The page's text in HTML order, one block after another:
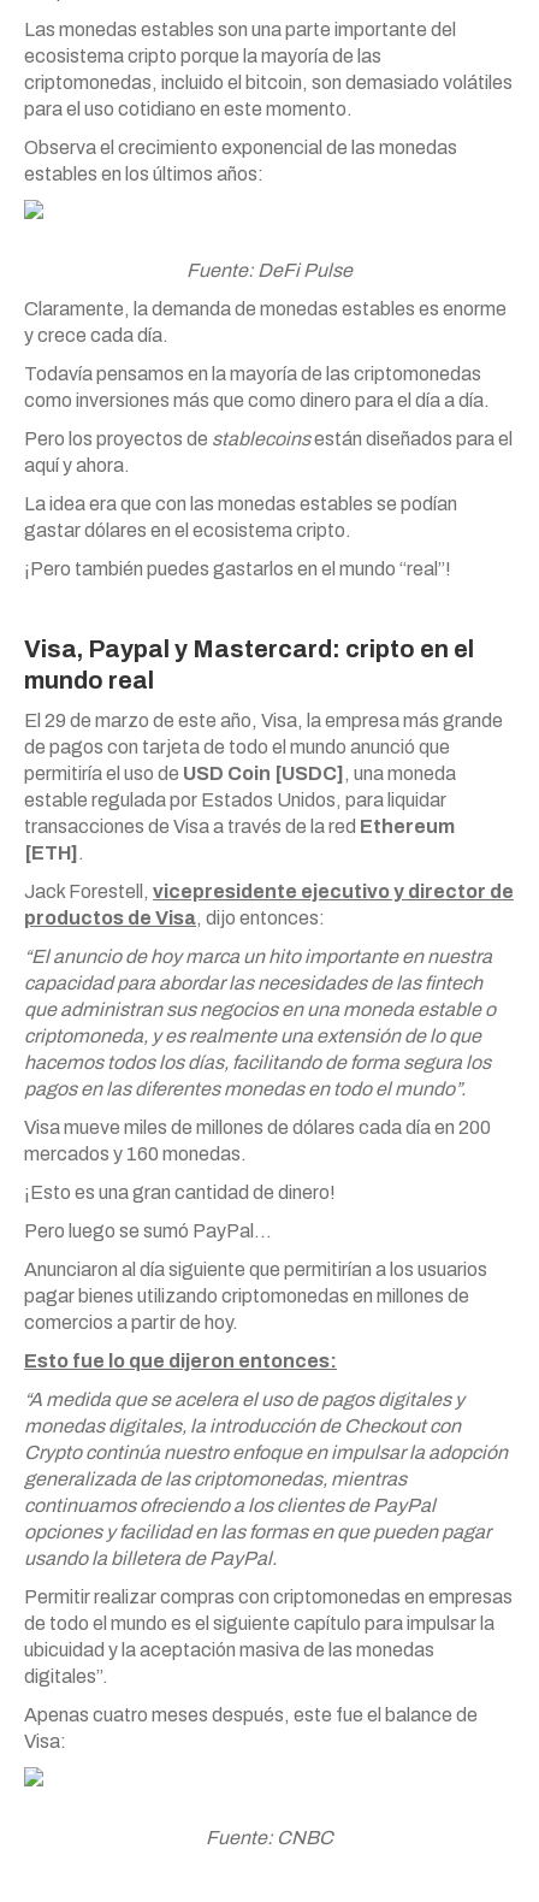
Las monedas estables son una parte importante del
ecosistema cripto porque la mayoría de las
criptomonedas, incluido el bitcoin, son demasiado volátiles
para el uso cotidiano en este momento.
Observa el crecimiento exponencial de las monedas
estables en los últimos años:
Fuente: DeFi Pulse
Claramente, la demanda de monedas estables es enorme
y crece cada día.
Todavía pensamos en la mayoría de las criptomonedas
como inversiones más que como dinero para el día a día.
Pero los proyectos de stablecoinsestán diseñados para el
aquí y ahora.
La idea era que con las monedas estables se podían
gastar dólares en el ecosistema cripto.
¡Pero también puedes gastarlos en el mundo “real”!
Visa, Paypal y Mastercard: cripto en el
mundo real
El 29 de marzo de este año, Visa, la empresa más grande
de pagos con tarjeta de todo el mundo anunció que
permitiría el uso de USD Coin [USDC] , una moneda
estable regulada por Estados Unidos, para liquidar
transacciones de Visa a través de la red Ethereum
[ETH] .
Jack Forestell, vicepresidente ejecutivo y director de
productos de Visa, dijo entonces:
“El anuncio de hoy marca un hito importante en nuestra
capacidad para abordar las necesidades de las fintech
que administran sus negocios en una moneda estable o
criptomoneda, y es realmente una extensión de lo que
hacemos todos los días, facilitando de forma segura los
pagos en las diferentes monedas en todo el mundo”.
Visa mueve miles de millones de dólares cada día en 200
mercados y 160 monedas.
¡Esto es una gran cantidad de dinero!
Pero luego se sumó PayPal…
Anunciaron al día siguiente que permitirían a los usuarios
pagar bienes utilizando criptomonedas en millones de
comercios a partir de hoy.
Esto fue lo que dijeron entonces:
“A medida que se acelera el uso de pagos digitales y
monedas digitales, la introducción de Checkout con
Crypto continúa nuestro enfoque en impulsar la adopción
generalizada de las criptomonedas, mientras
continuamos ofreciendo a los clientes de PayPal
opciones y facilidad en las formas en que pueden pagar
usando la billetera de PayPal.
Permitir realizar compras con criptomonedas en empresas
de todo el mundo es el siguiente capítulo para impulsar la
ubicuidad y la aceptación masiva de las monedas
digitales”.
Apenas cuatro meses después, este fue el balance de
Visa:
Fuente: CNBC